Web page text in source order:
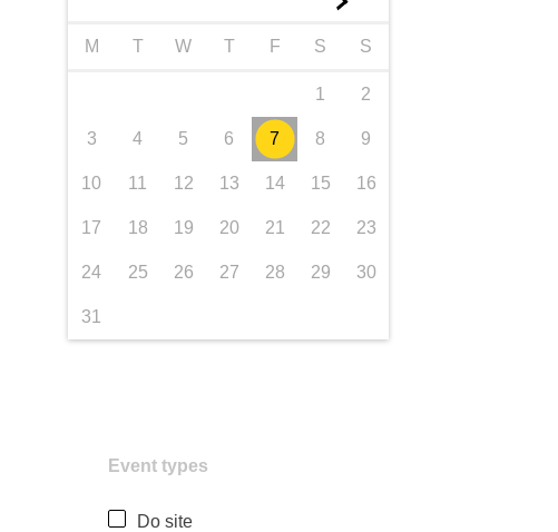
M T W T F S S
1 2
3 4 5 6 7 8 9
10 11 12 13 14 15 16
17 18 19 20 21 22 23
24 25 26 27 28 29 30
31
Event types
Do site